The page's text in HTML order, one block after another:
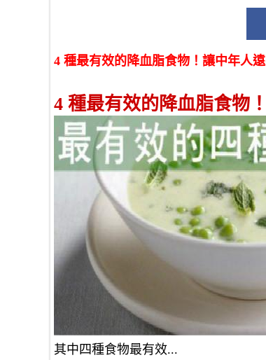
4 種最有效的降血脂食物！讓中年人
4 種最有效的降血脂食物
其中四種食物最有效...